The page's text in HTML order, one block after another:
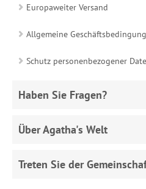
Europaweiter Versand
Allgemeine
Schutz personenbezogener
Haben Sie Fragen?
Über Agatha's Welt
Treten Sie der